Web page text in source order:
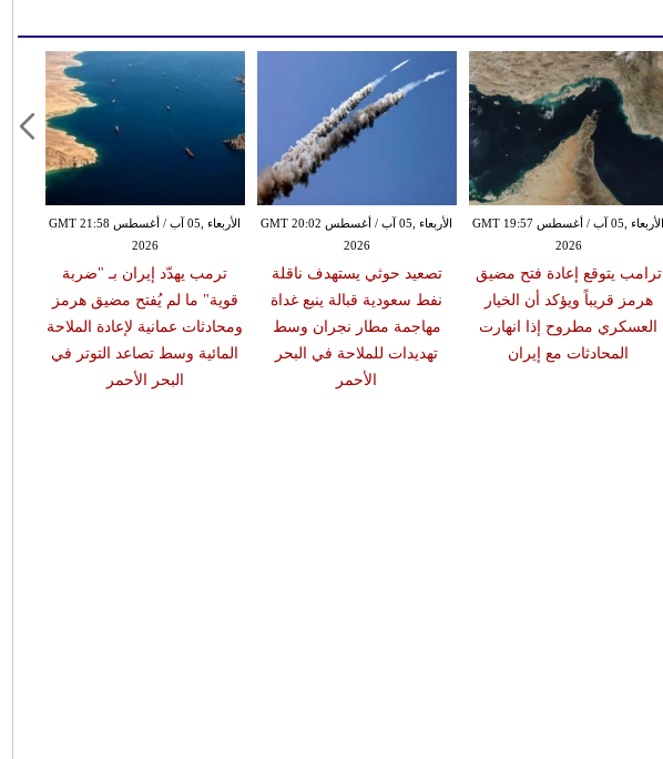
الأربعاء ,05 آب / أغسطس GMT 21:58
2026
ترمب يهدّد إيران بـ "ضربة
قوية" ما لم يُفتح مضيق هرمز
ومحادثات عمانية لإعادة الملاحة
المائية وسط تصاعد التوتر في
البحر الأحمر
الأربعاء ,05 آب / أغسطس GMT 20:02
2026
تصعيد حوثي يستهدف ناقلة
نفط سعودية قبالة ينبع غداة
مهاجمة مطار نجران وسط
تهديدات للملاحة في البحر
الأحمر
الأربعاء ,05 آب / أغسطس GMT 19:57
2026
ترامب يتوقع إعادة فتح مضيق
هرمز قريباً ويؤكد أن الخيار
العسكري مطروح إذا انهارت
المحادثات مع إيران